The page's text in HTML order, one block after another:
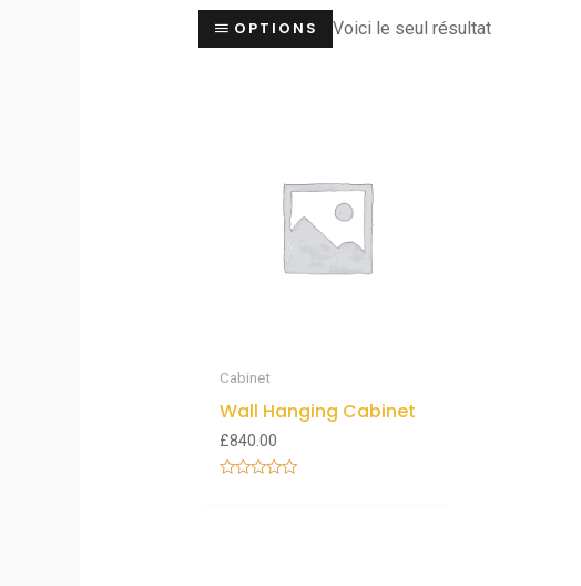
OPTIONS Voici le seul résultat
Cabinet
Wall Hanging Cabinet
£840.00